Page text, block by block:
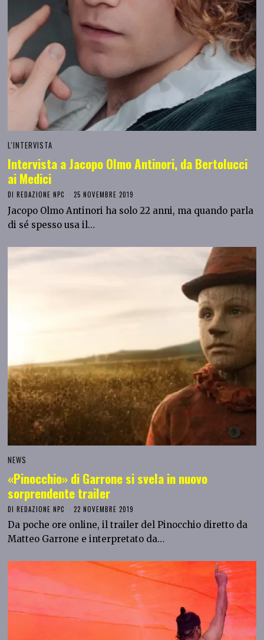
L'INTERVISTA
Intervista a Jacopo Olmo Antinori, da Bertolucci
ai Medici
DIREDAZIONE NPC 25 NOVEMBRE 2019
Jacopo Olmo Antinori ha solo 22 anni, ma quando parla
di sé spesso usa il…
NEWS
«Pinocchio» di Garrone si svela in nuovo
sorprendente trailer
DIREDAZIONE NPC 22 NOVEMBRE 2019
Da poche ore online, il trailer del Pinocchio diretto da
Matteo Garrone e interpretato da…